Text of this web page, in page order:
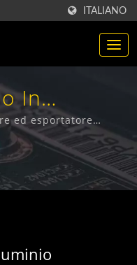
ITALIANO
In
|
Di
Made In
ed esportatore
sviluppo e
Fissi, Interfono 4G,
di Fumo 4G.